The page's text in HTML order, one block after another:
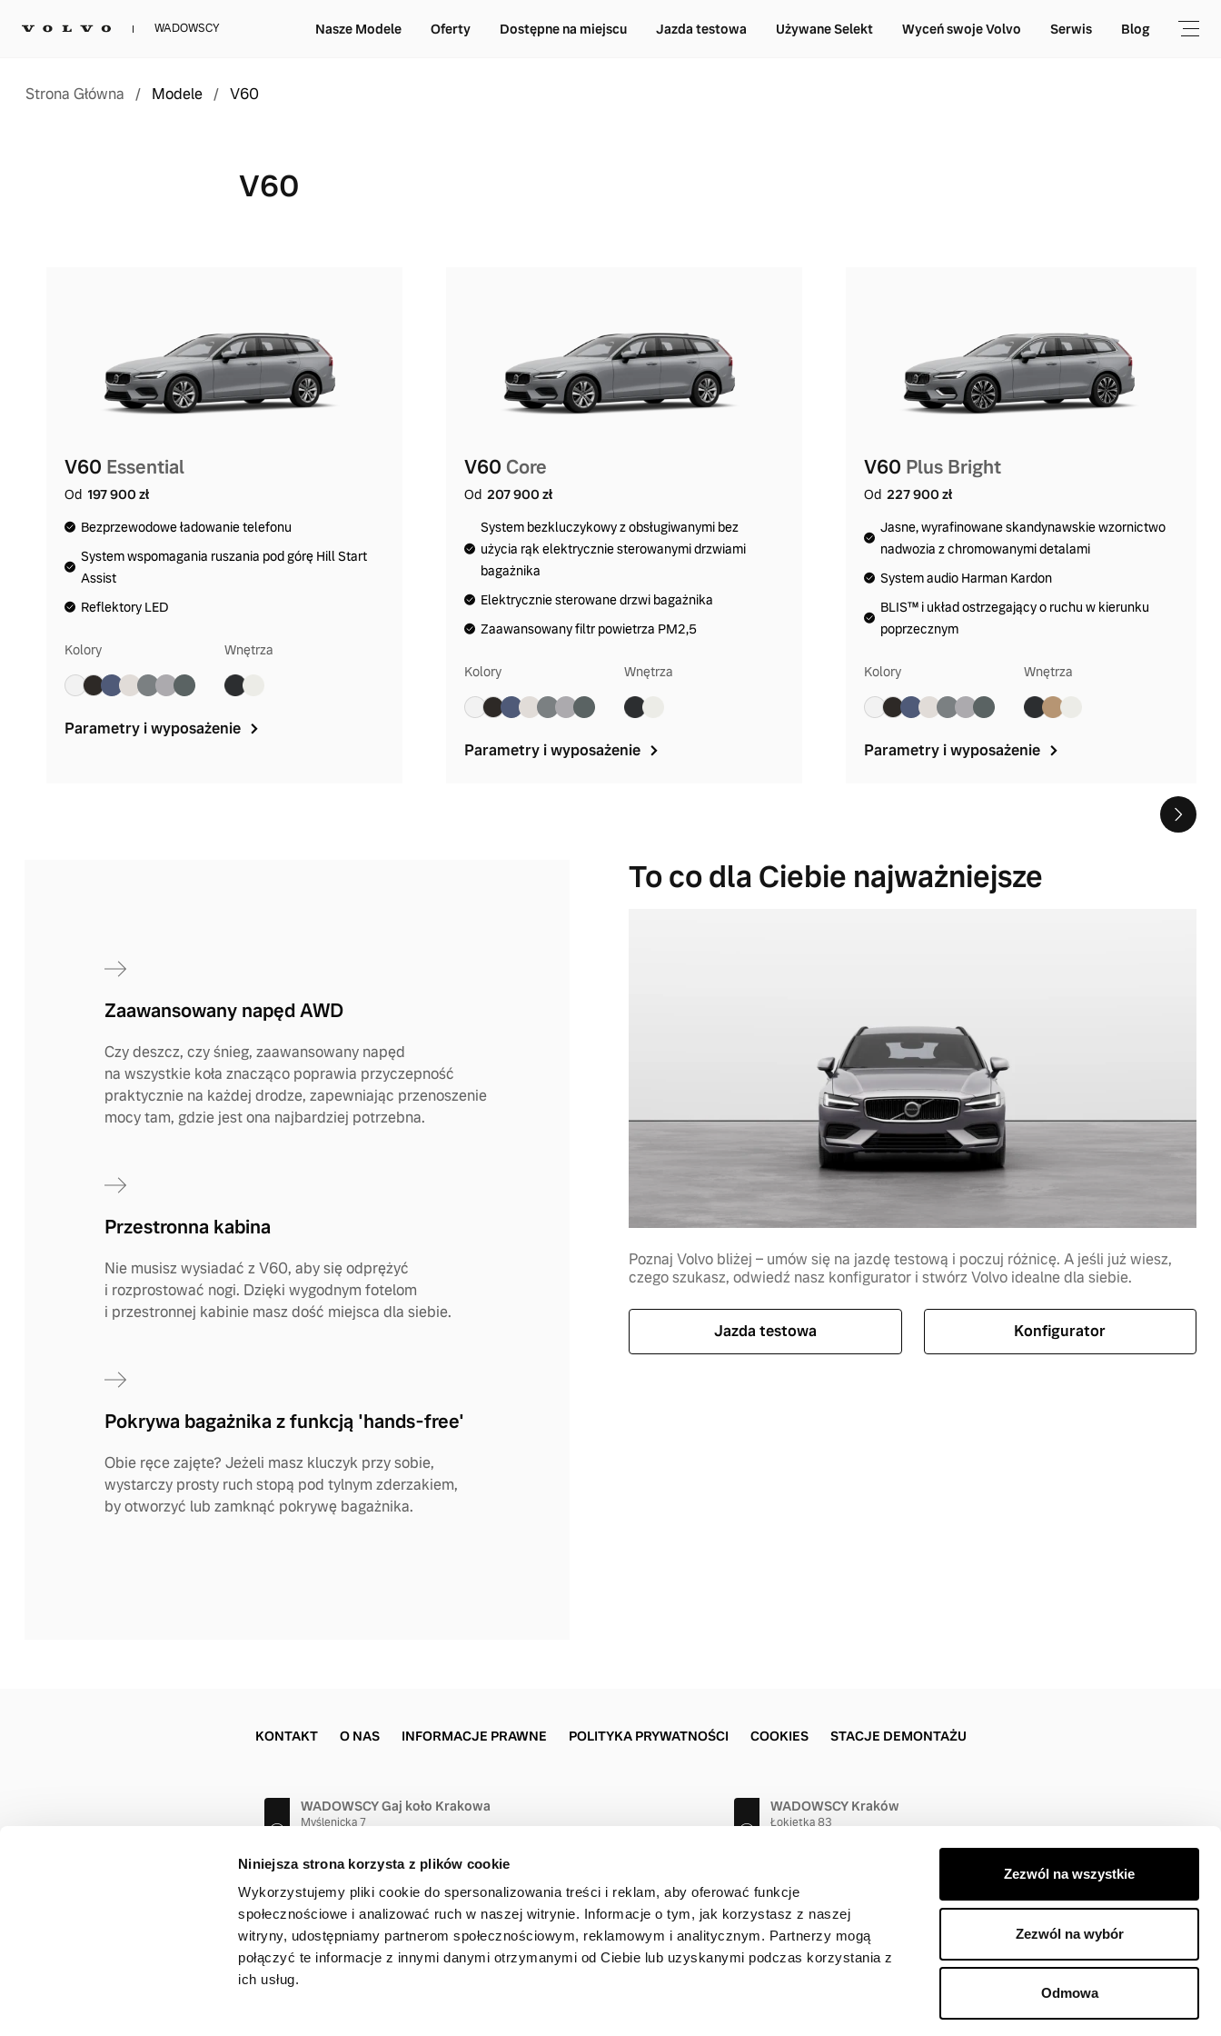
Niniejsza strona korzysta z plików cookie
Wykorzystujemy pliki cookie do spersonalizowania treści i reklam, aby oferować funkcje
społecznościowe i analizować ruch w naszej witrynie. Informacje o tym, jak korzystasz z naszej
witryny, udostępniamy partnerom społecznościowym, reklamowym i analitycznym. Partnerzy mogą
połączyć te informacje z innymi danymi otrzymanymi od Ciebie lub uzyskanymi podczas korzystania z
ich usług.
Zezwól na wszystkie
Zezwól na wybór
Odmowa
WADOWSCY Nasze Modele Oferty Dostępne na miejscu Jazda testowa Używane Selekt Wyceń swoje Volvo Serwis Blog
Strona Główna / Modele / V60
V60
V60 Essential
Od 197 900 zł
Bezprzewodowe ładowanie telefonu
System wspomagania ruszania pod górę Hill Start
Assist
Reflektory LED
Kolory Wnętrza
Parametry i wyposażenie
V60 Core
Od 207 900 zł
System bezkluczykowy z obsługiwanymi bez
użycia rąk elektrycznie sterowanymi drzwiami
bagażnika
Elektrycznie sterowane drzwi bagażnika
Zaawansowany filtr powietrza PM2,5
Kolory Wnętrza
Parametry i wyposażenie
V60 Plus Bright
Od 227 900 zł
Jasne, wyrafinowane skandynawskie wzornictwo
nadwozia z chromowanymi detalami
System audio Harman Kardon
BLIS™ i układ ostrzegający o ruchu w kierunku
poprzecznym
Kolory Wnętrza
Parametry i wyposażenie
To co dla Ciebie najważniejsze
Poznaj Volvo bliżej – umów się na jazdę testową i poczuj różnicę. A jeśli już wiesz,
czego szukasz, odwiedź nasz konfigurator i stwórz Volvo idealne dla siebie.
Jazda testowa Konfigurator
Zaawansowany napęd AWD
Czy deszcz, czy śnieg, zaawansowany napęd
na wszystkie koła znacząco poprawia przyczepność
praktycznie na każdej drodze, zapewniając przenoszenie
mocy tam, gdzie jest ona najbardziej potrzebna.
Przestronna kabina
Nie musisz wysiadać z V60, aby się odprężyć
i rozprostować nogi. Dzięki wygodnym fotelom
i przestronnej kabinie masz dość miejsca dla siebie.
Pokrywa bagażnika z funkcją 'hands-free'
Obie ręce zajęte? Jeżeli masz kluczyk przy sobie,
wystarczy prosty ruch stopą pod tylnym zderzakiem,
by otworzyć lub zamknąć pokrywę bagażnika.
KONTAKT O NAS INFORMACJE PRAWNE POLITYKA PRYWATNOŚCI COOKIES STACJE DEMONTAŻU
WADOWSCY Gaj koło Krakowa
Myślenicka 7
WADOWSCY Kraków
Łokietka 83